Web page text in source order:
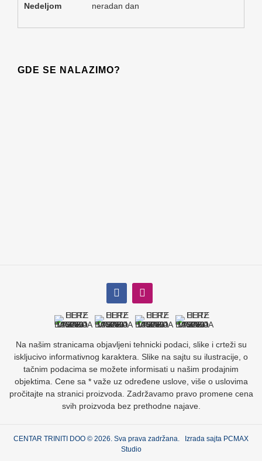
Nedeljom neradan dan
GDE SE NALAZIMO?
Na našim stranicama objavljeni tehnicki podaci, slike i crteži su
iskljucivo informativnog karaktera. Slike na sajtu su ilustracije, o
tačnim podacima se možete informisati u našim prodajnim
objektima. Cene sa * važe uz određene uslove, više o uslovima
pročitajte na stranici proizvoda. Zadržavamo pravo promene cena
svih proizvoda bez prethodne najave.
CENTAR TRINITI DOO © 2026. Sva prava zadržana. Izrada sajta PCMAX
Studio